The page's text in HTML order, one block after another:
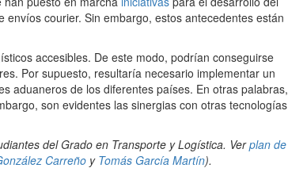
courier. Sin embargo, estos antecedentes están
accesibles. De este modo, podrían conseguirse
Por supuesto, resultaría necesario implementar un
aduaneros de los diferentes países. En otras palabras,
son evidentes las sinergias con otras tecnologías
del Grado en Transporte y Logística. Verplan de
Carreño y Tomás García Martín).